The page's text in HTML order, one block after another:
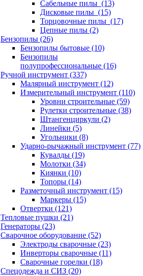
Сабельные пилы (13)
Дисковые пилы (15)
Торцовочные пилы (17)
Цепные пилы (2)
Бензопилы (26)
Бензопилы бытовые (10)
Бензопилы
полупрофессиональные (16)
Ручной инструмент (337)
Малярный инструмент (12)
Измерительный инструмент (110)
Уровни строительные (59)
Рулетки строительные (38)
Штангенциркули (2)
Линейки (5)
Угольники (8)
Ударно-рычажный инструмент (77)
Кувалды (19)
Молотки (34)
Киянки (10)
Топоры (14)
Разметочный инструмент (15)
Маркеры (15)
Отвертки (121)
Тепловые пушки (21)
Генераторы (23)
Сварочное оборудование (52)
Электроды сварочные (23)
Инверторы сварочные (11)
Сварочные горелки (18)
Спецодежда и СИЗ (20)